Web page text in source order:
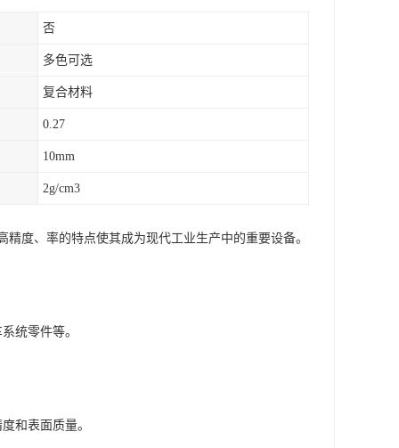
否
多色可选
复合材料
0.27
10mm
2g/cm3
度、率的特点使其成为现代工业生产中的重要设备。
统零件等。
和表面质量。